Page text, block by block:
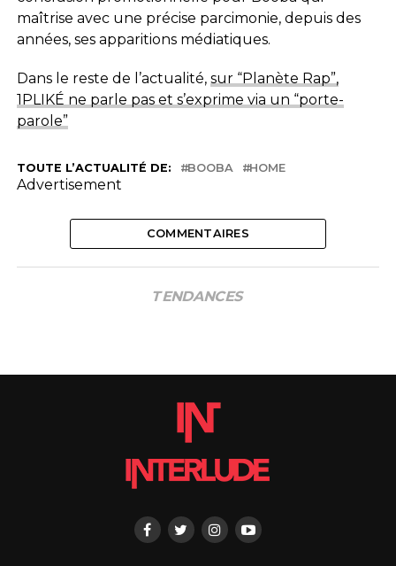
maîtrise avec une précise parcimonie, depuis des
années, ses apparitions médiatiques.
Dans le reste de l’actualité, sur “Planète Rap”,
1PLIKÉ ne parle pas et s’exprime via un “porte-
parole”
TOUTE L’ACTUALITÉ DE: BOOBA HOME
Advertisement
COMMENTAIRES
TENDANCES